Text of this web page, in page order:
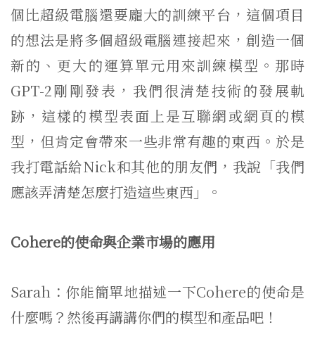
個比超級電腦還要龐大的訓練平台，這個項目
的想法是將多個超級電腦連接起來，創造一個
新的、更大的運算單元用來訓練模型。那時
GPT-2剛剛發表，我們很清楚技術的發展軌
跡，這樣的模型表面上是互聯網或網頁的模
型，但肯定會帶來一些非常有趣的東西。於是
我打電話給Nick和其他的朋友們，我說「我們
應該弄清楚怎麼打造這些東西」。
Cohere的使命與企業市場的應用
Sarah：你能簡單地描述一下Cohere的使命是
什麼嗎？然後再講講你們的模型和產品吧！